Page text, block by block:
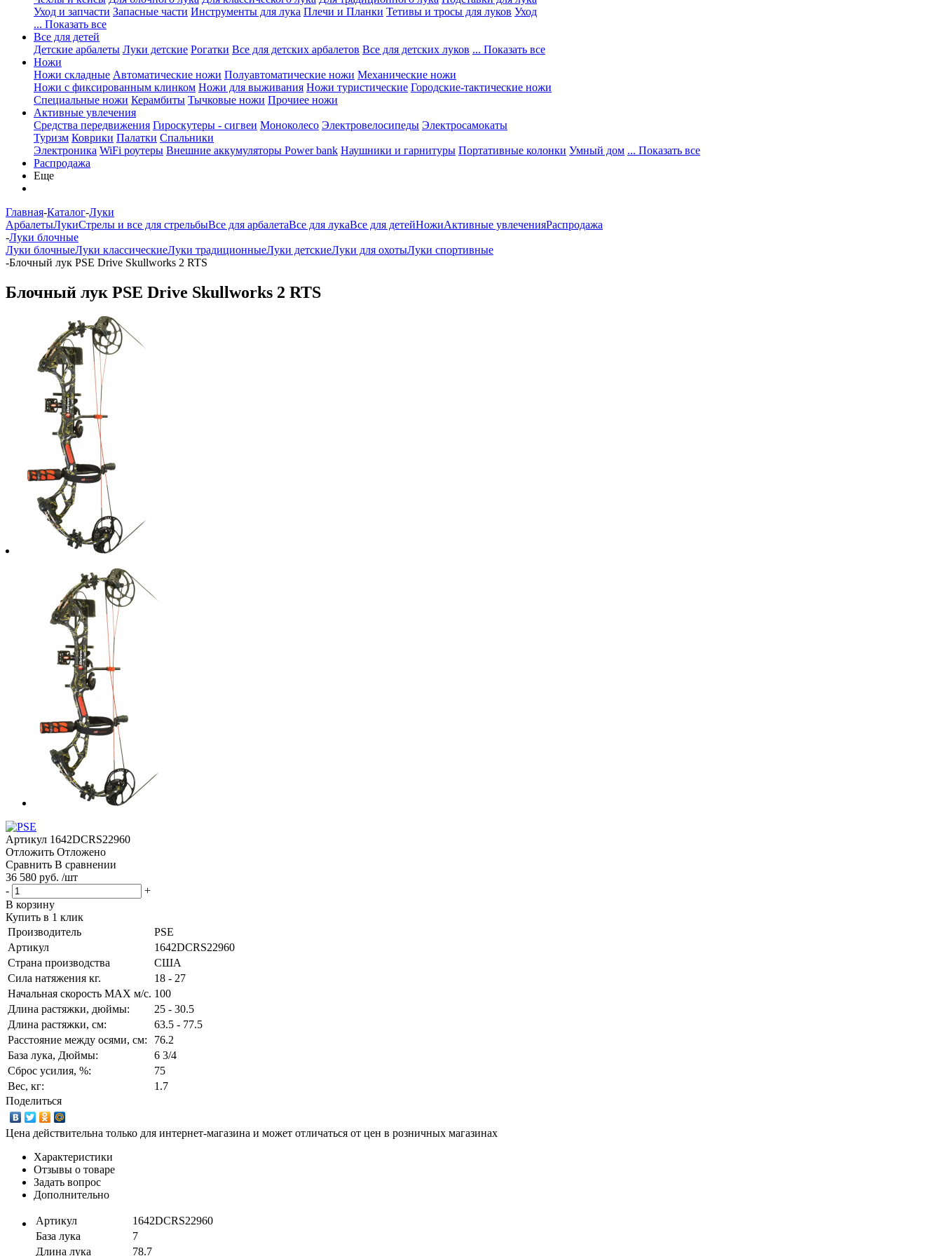
Уход и запчасти Запасные части Инструменты для лука Плечи и Планки Тетивы и тросы для луков Уход
... Показать все
Все для детей
Детские арбалеты Луки детские Рогатки Все для детских арбалетов Все для детских луков ... Показать все
Ножи
Ножи складные Автоматические ножи Полуавтоматические ножи Механические ножи
Ножи с фиксированным клинком Ножи для выживания Ножи туристические Городские-тактические ножи
Специальные ножи Керамбиты Тычковые ножи Прочиее ножи
Активные увлечения
Средства передвижения Гироскутеры - сигвеи Моноколесо Электровелосипеды Электросамокаты
Туризм Коврики Палатки Спальники
Электроника WiFi роутеры Внешние аккумуляторы Power bank Наушники и гарнитуры Портативные колонки Умный дом ... Показать все
Распродажа
Еще
Главная-Каталог-Луки
АрбалетыЛукиСтрелы и все для стрельбыВсе для арбалетаВсе для лукаВсе для детейНожиАктивные увлеченияРаспродажа
-Луки блочные
Луки блочныеЛуки классическиеЛуки традиционныеЛуки детскиеЛуки для охотыЛуки спортивные
-Блочный лук PSE Drive Skullworks 2 RTS
Блочный лук PSE Drive Skullworks 2 RTS
Артикул 1642DCRS22960
Отложить Отложено
Сравнить В сравнении
36 580 руб. /шт
-
+
В корзину
Купить в 1 клик
Производитель
PSE
Артикул
1642DCRS22960
Страна производства
США
Сила натяжения кг.
18 - 27
Начальная скорость MAX м/c. 100
Длина растяжки, дюймы:
25 - 30.5
Длина растяжки, cм:
63.5 - 77.5
Расстояние между осями, см:
76.2
База лука, Дюймы:
6 3/4
Сброс усилия, %:
75
Вес, кг:
1.7
Поделиться
Цена действительна только для интернет-магазина и может отличаться от цен в розничных магазинах
Характеристики
Отзывы о товаре
Задать вопрос
Дополнительно
Артикул
1642DCRS22960
База лука
7
Длина лука
78.7